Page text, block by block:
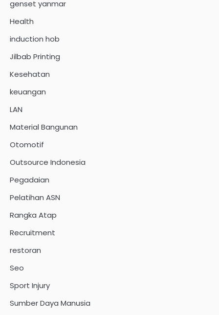
genset yanmar
Health
induction hob
Jilbab Printing
Kesehatan
keuangan
LAN
Material Bangunan
Otomotif
Outsource Indonesia
Pegadaian
Pelatihan ASN
Rangka Atap
Recruitment
restoran
Seo
Sport Injury
Sumber Daya Manusia